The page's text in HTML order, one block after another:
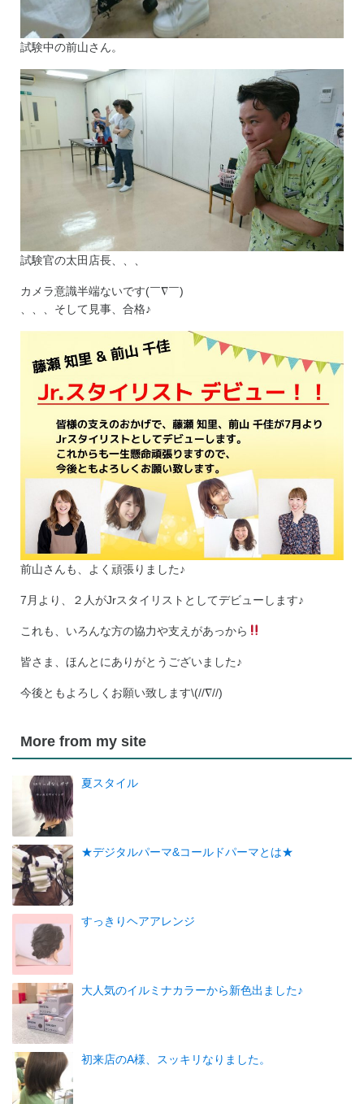
試験中の前山さん。
試験官の太田店長、、、
カメラ意識半端ないです(￣∇￣)
、、、そして見事、合格♪
前山さんも、よく頑張りました♪
7月より、２人がJrスタイリストとしてデビューします♪
これも、いろんな方の協力や支えがあっから
皆さま、ほんとにありがとうございました♪
今後ともよろしくお願い致します\(//∇//)
More from my site
夏スタイル
★デジタルパーマ&コールドパーマとは★
すっきりヘアアレンジ
大人気のイルミナカラーから新色出ました♪
初来店のA様、スッキリなりました。